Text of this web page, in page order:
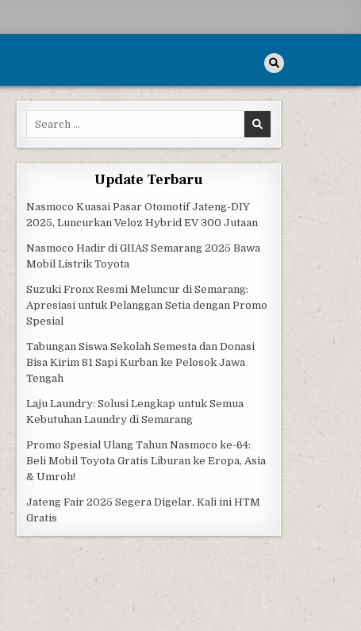
Search for:
Update Terbaru
Nasmoco Kuasai Pasar Otomotif Jateng-DIY
2025, Luncurkan Veloz Hybrid EV 300 Jutaan
Nasmoco Hadir di GIIAS Semarang 2025 Bawa
Mobil Listrik Toyota
Suzuki Fronx Resmi Meluncur di Semarang:
Apresiasi untuk Pelanggan Setia dengan Promo
Spesial
Tabungan Siswa Sekolah Semesta dan Donasi
Bisa Kirim 81 Sapi Kurban ke Pelosok Jawa
Tengah
Laju Laundry: Solusi Lengkap untuk Semua
Kebutuhan Laundry di Semarang
Promo Spesial Ulang Tahun Nasmoco ke-64:
Beli Mobil Toyota Gratis Liburan ke Eropa, Asia
& Umroh!
Jateng Fair 2025 Segera Digelar, Kali ini HTM
Gratis